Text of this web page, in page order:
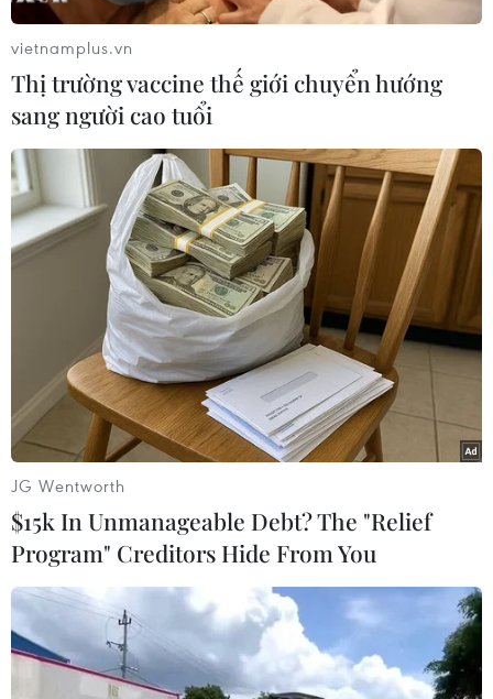
TIN LIÊN QUAN
Nga đề xuất với Mỹ đưa vũ khí siêu âm vào
New START
20/02/2021 02:14
Ngày 19/2, Ngoại trưởng Nga Sergei Lavrov cho biết
Moskva từ lâu đã đề xuất với Mỹ đưa vũ khí siêu âm
vào văn kiện gia hạn Hiệp ước Cắt giảm vũ khí chiến
lược mới (New START).
vietnamplus.vn
Thị trường vaccine thế giới chuyển hướng
sang người cao tuổi
JG Wentworth
$15k In Unmanageable Debt? The "Relief
Program" Creditors Hide From You